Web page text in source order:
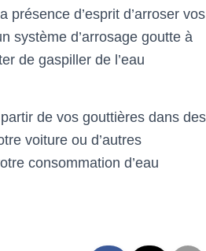
d’esprit d’arroser vos
système d’arrosage goutte à
de gaspiller de l’eau
de vos gouttières dans des
voiture ou d’autres
consommation d’eau